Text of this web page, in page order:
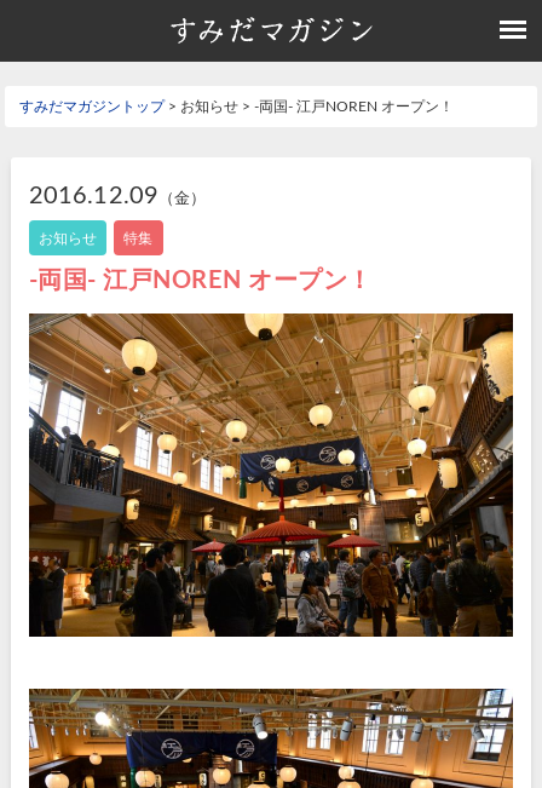
すみだマガジントップ> お知らせ > -両国- 江戸NOREN オープン！
2016.12.09 （金）
お知らせ 特集
-両国- 江戸NOREN オープン！